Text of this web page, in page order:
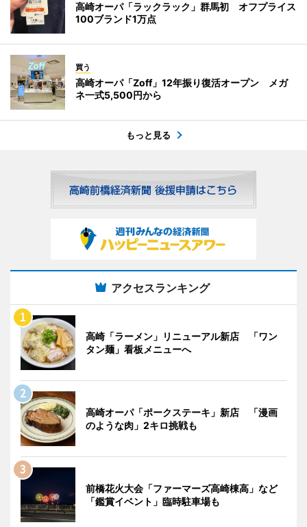
高崎オーパ「ラックラック」群馬初 オフプライス
100ブランド1万点
買う
高崎オーパ「Zoff」12年振り復活オープン メガ
ネ一式5,500円から
もっと見る
アクセスランキング
高崎「ラーメン」リニューアル新店 「ワン
タン麺」看板メニューへ
高崎オーパ「ポークステーキ」新店 「漫画
のような肉」2キロ挑戦も
前橋花火大会「ファーマーズ高崎棟高」など
「鑑賞イベント」臨時駐車場も